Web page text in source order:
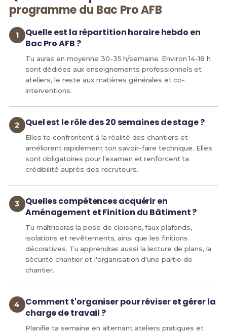
programme du Bac Pro AFB
Quelle est la répartition horaire hebdo en
Bac Pro AFB ?
Tu auras en moyenne 30-35 h/semaine. Environ 14-18 h
sont dédiées aux enseignements professionnels et
ateliers, le reste aux matières générales et co-
interventions.
Quel est le rôle des 20 semaines de stage ?
Elles te confrontent à la réalité des chantiers et
améliorent rapidement ton savoir-faire technique. Elles
sont obligatoires pour l'examen et renforcent ta
crédibilité auprès des recruteurs.
Quelles compétences acquérir en
Aménagement et Finition du Bâtiment ?
Tu maîtriseras la pose de cloisons, faux plafonds,
isolations et revêtements, ainsi que les finitions
décoratives. Tu apprendras aussi la lecture de plans, la
sécurité chantier et l'organisation d'une partie de
chantier.
Comment t'organiser pour réviser et gérer la
charge de travail ?
Planifie ta semaine en alternant ateliers pratiques et